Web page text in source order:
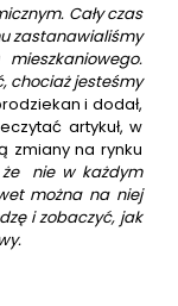
Cały czas
zastanawialiśmy
chociaż jesteśmy
i dodał,
artykuł, w
zmiany na rynku
nie w każdym
można na niej
i zobaczyć, jak